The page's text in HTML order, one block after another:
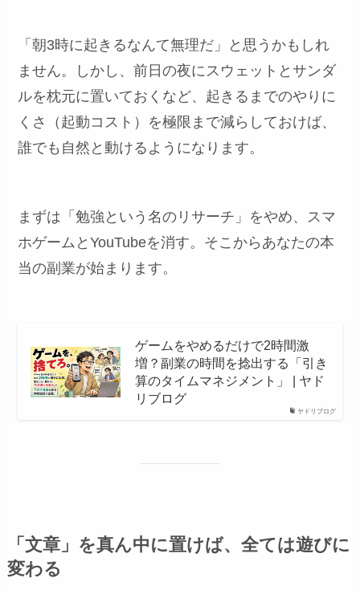
「朝3時に起きるなんて無理だ」と思うかもしれ
ません。しかし、前日の夜にスウェットとサンダ
ルを枕元に置いておくなど、起きるまでのやりに
くさ（起動コスト）を極限まで減らしておけば、
誰でも自然と動けるようになります。
まずは「勉強という名のリサーチ」をやめ、スマ
ホゲームとYouTubeを消す。そこからあなたの本
当の副業が始まります。
ヤドリブログ
ゲームをやめるだけで2時間激
増？副業の時間を捻出する「引き
算のタイムマネジメント」 | ヤド
リブログ
「文章」を真ん中に置けば、全ては遊びに
変わる